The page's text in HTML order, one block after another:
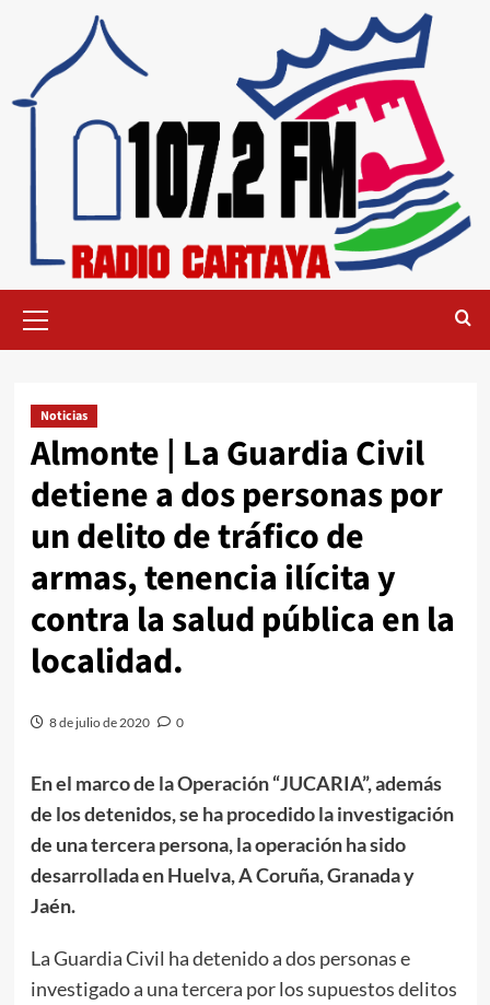
Noticias
Almonte | La Guardia Civil
detiene a dos personas por
un delito de tráfico de
armas, tenencia ilícita y
contra la salud pública en la
localidad.
8 de julio de 2020 0
En el marco de la Operación “JUCARIA”, además
de los detenidos, se ha procedido la investigación
de una tercera persona, la operación ha sido
desarrollada en Huelva, A Coruña, Granada y
Jaén.
La Guardia Civil ha detenido a dos personas e
investigado a una tercera por los supuestos delitos